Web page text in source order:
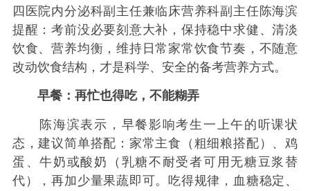
四医院内分泌科副主任兼临床营养科副主任陈海滨
提醒：考前没必要刻意大补，保持稳中求健、清淡
饮食、营养均衡，维持日常家常饮食节奏，不随意
改动饮食结构，才是科学、安全的备考营养方式。
早餐：再忙也得吃，不能糊弄
陈海滨表示，早餐影响考生一上午的听课状
态，建议简单搭配：家常主食（粗细粮搭配）、鸡
蛋、牛奶或酸奶（乳糖不耐受者可用无糖豆浆替
代），再加少量果蔬即可。吃得规律，血糖稳定、